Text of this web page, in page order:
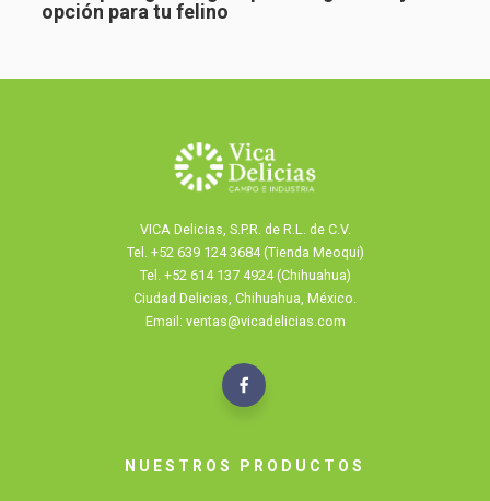
opción para tu felino
VICA Delicias, S.P.R. de R.L. de C.V.
Tel. +52 639 124 3684 (Tienda Meoqui)
Tel. +52 614 137 4924 (Chihuahua)
Ciudad Delicias, Chihuahua, México.
Email: ventas@vicadelicias.com
NUESTROS PRODUCTOS